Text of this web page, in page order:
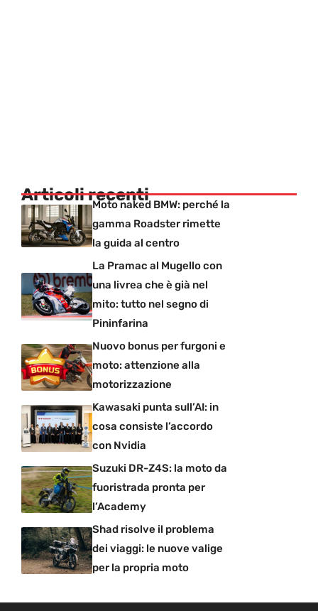
Articoli recentiMoto naked BMW: perché la
gamma Roadster rimette
la guida al centro
La Pramac al Mugello con
una livrea che è già nel
mito: tutto nel segno di
Pininfarina
Nuovo bonus per furgoni e
moto: attenzione alla
motorizzazione
Kawasaki punta sull’AI: in
cosa consiste l’accordo
con Nvidia
Suzuki DR-Z4S: la moto da
fuoristrada pronta per
l’Academy
Shad risolve il problema
dei viaggi: le nuove valige
per la propria moto